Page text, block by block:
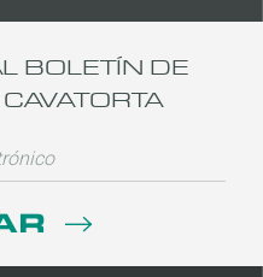
BOLETÍN DE